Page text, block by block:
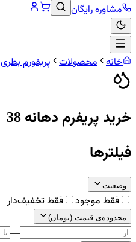
مشاوره رایگان
خانه محصولات پریفورم بطری
خرید پریفرم دهانه 38
فیلترها
وضعیت
فقط موجود فقط تخفیف‌دار
محدوده‌ی قیمت (تومان)
—